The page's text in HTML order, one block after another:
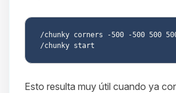
/chunky corners -500 -500 500
Esto resulta muy útil cuando ya